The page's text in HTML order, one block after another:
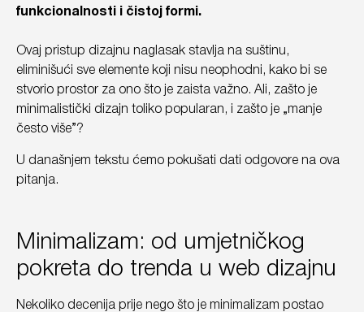
funkcionalnosti i čistoj formi.
Ovaj pristup dizajnu naglasak stavlja na suštinu,
eliminišući sve elemente koji nisu neophodni, kako bi se
stvorio prostor za ono što je zaista važno. Ali, zašto je
minimalistički dizajn toliko popularan, i zašto je „manje
često više”?
U današnjem tekstu ćemo pokušati dati odgovore na ova
pitanja.
Minimalizam: od umjetničkog
pokreta do trenda u web dizajnu
Nekoliko decenija prije nego što je minimalizam postao